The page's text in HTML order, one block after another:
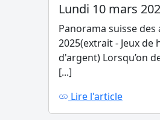
Lundi 10 mars
Panorama suisse
2025(extrait - Jeux de
d'argent) Lorsqu’on
[...]
Lire l'article